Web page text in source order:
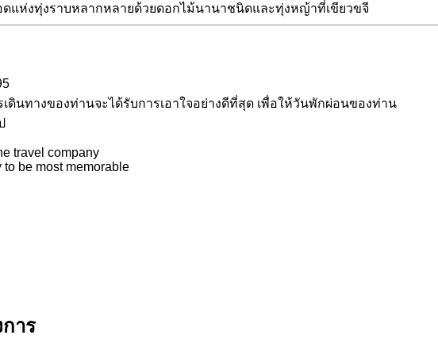
แห่งทุ่งราบหลากหลายด้วยดอกไม้นานาชนิดและทุ่งหญ้าที่เขียวขจี
นทางของท่านจะได้รับการเอาใจอย่างดีที่สุด เพื่อให้วันพักผ่อนของท่าน
travel company
be most memorable
าร